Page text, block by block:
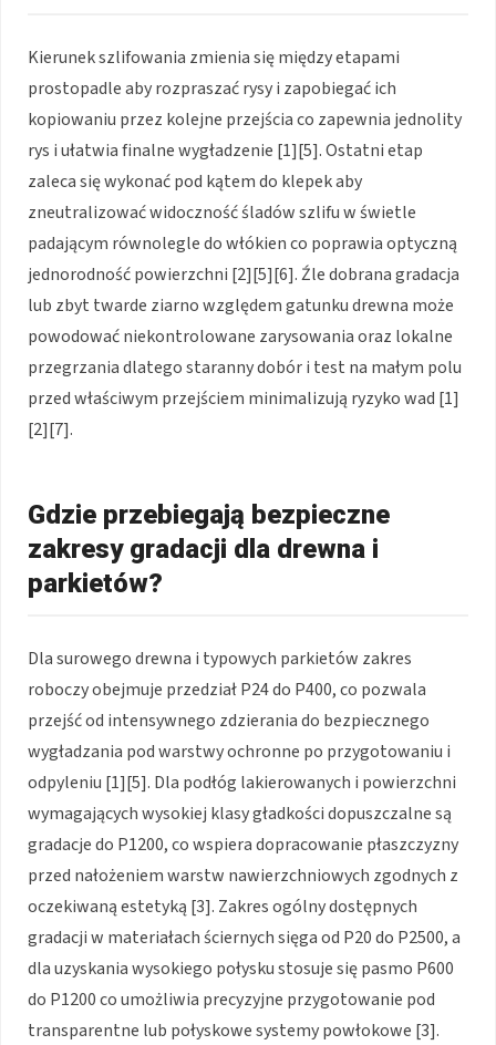
Kierunek szlifowania zmienia się między etapami
prostopadle aby rozpraszać rysy i zapobiegać ich
kopiowaniu przez kolejne przejścia co zapewnia jednolity
rys i ułatwia finalne wygładzenie [1][5]. Ostatni etap
zaleca się wykonać pod kątem do klepek aby
zneutralizować widoczność śladów szlifu w świetle
padającym równolegle do włókien co poprawia optyczną
jednorodność powierzchni [2][5][6]. Źle dobrana gradacja
lub zbyt twarde ziarno względem gatunku drewna może
powodować niekontrolowane zarysowania oraz lokalne
przegrzania dlatego staranny dobór i test na małym polu
przed właściwym przejściem minimalizują ryzyko wad [1]
[2][7].
Gdzie przebiegają bezpieczne
zakresy gradacji dla drewna i
parkietów?
Dla surowego drewna i typowych parkietów zakres
roboczy obejmuje przedział P24 do P400, co pozwala
przejść od intensywnego zdzierania do bezpiecznego
wygładzania pod warstwy ochronne po przygotowaniu i
odpyleniu [1][5]. Dla podłóg lakierowanych i powierzchni
wymagających wysokiej klasy gładkości dopuszczalne są
gradacje do P1200, co wspiera dopracowanie płaszczyzny
przed nałożeniem warstw nawierzchniowych zgodnych z
oczekiwaną estetyką [3]. Zakres ogólny dostępnych
gradacji w materiałach ściernych sięga od P20 do P2500, a
dla uzyskania wysokiego połysku stosuje się pasmo P600
do P1200 co umożliwia precyzyjne przygotowanie pod
transparentne lub połyskowe systemy powłokowe [3].